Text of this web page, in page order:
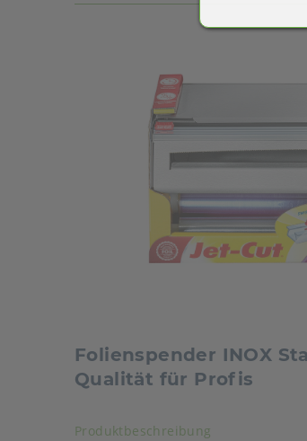
Folienspender INOX
Qualität für Profis
Produktbeschreibung Akkordeon